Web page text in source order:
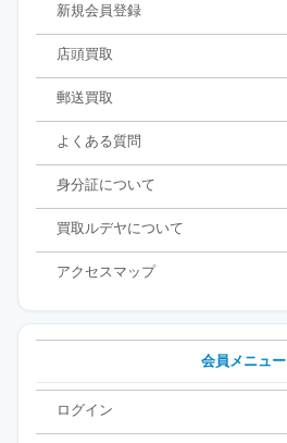
新規会員登録
店頭買取
郵送買取
よくある質問
身分証について
買取ルデヤについて
アクセスマップ
会員メニュー
ログイン